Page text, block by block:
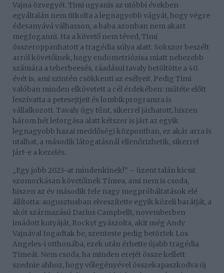
Vajna özvegyét. Timi ugyanis az utóbbi években
egyáltalán nem titkolta a legnagyobb vágyát, hogy végre
édesanyává válhasson, a baba azonban nem akart
megfoganni. Ha a követő nem téved, Timi
összeroppanhatott a tragédia súlya alatt. Sokszor beszélt
arról követőinek, hogy endometriózisa miatt nehezebb
számára a teherbeesés, ráadásul tavaly betöltötte a 40.
évét is, ami szintén csökkenti az esélyeit. Pedig Timi
valóban minden elkövetett a cél érdekében: műtéte előtt
leszívatta a petesejtjeit és lombikprogramra is
vállalkozott. Tavaly úgy tűnt, sikerrel járhatott, hiszen
három hét leforgása alatt kétszer is járt az egyik
legnagyobb hazai meddőségi központban, ez akár arra is
utalhat, a második látogatásnál ellenőrizhetik, sikerrel
járt-e a kezelés.
„Egy jobb 2023-at mindenkinek!” – üzent talán kicsit
szomorkásan követőinek Tímea, ami nem is csoda,
hiszen az év második fele nagy megpróbáltatások elé
állította: augusztusban elveszítette egyik közeli barátját, a
skót származású Darius Campbellt, novemberben
imádott kutyáját, Rockyt gyászolta, akit még Andy
Vajnával fogadtak be, szenteste pedig betörtek Los
Angeles-i otthonába, ezek után érhette újabb tragédia
Tímeát. Nem csoda, ha minden erejét össze kellett
szednie ahhoz, hogy vőlegényével összekapaszkodva új